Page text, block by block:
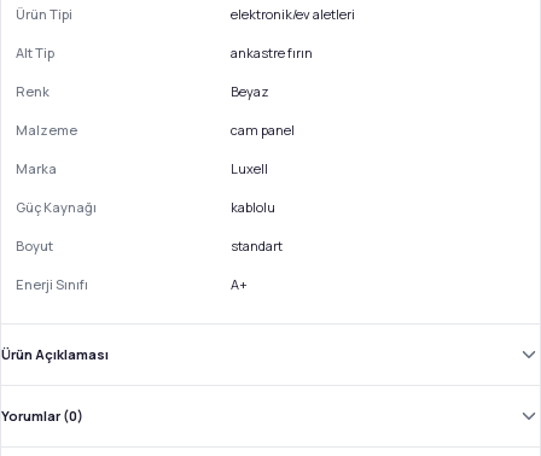
Ürün Tipi elektronik/ev aletleri
Alt Tip ankastre fırın
Renk Beyaz
Malzeme cam panel
Marka Luxell
Güç Kaynağı kablolu
Boyut standart
Enerji Sınıfı A+
Ürün Açıklaması
Yorumlar (0)